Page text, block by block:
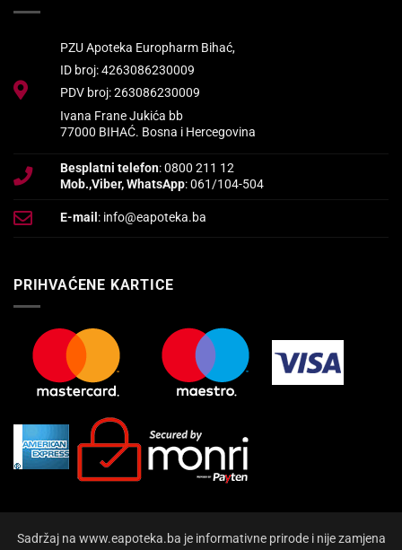
PZU Apoteka Europharm Bihać,
ID broj: 4263086230009
PDV broj: 263086230009
Ivana Frane Jukića bb
77000 BIHAĆ. Bosna i Hercegovina
Besplatni telefon: 0800 211 12
Mob.,Viber, WhatsApp: 061/104-504
E-mail : info@eapoteka.ba
PRIHVAĆENE KARTICE
Sadržaj na www.eapoteka.ba je informativne prirode i nije zamjena